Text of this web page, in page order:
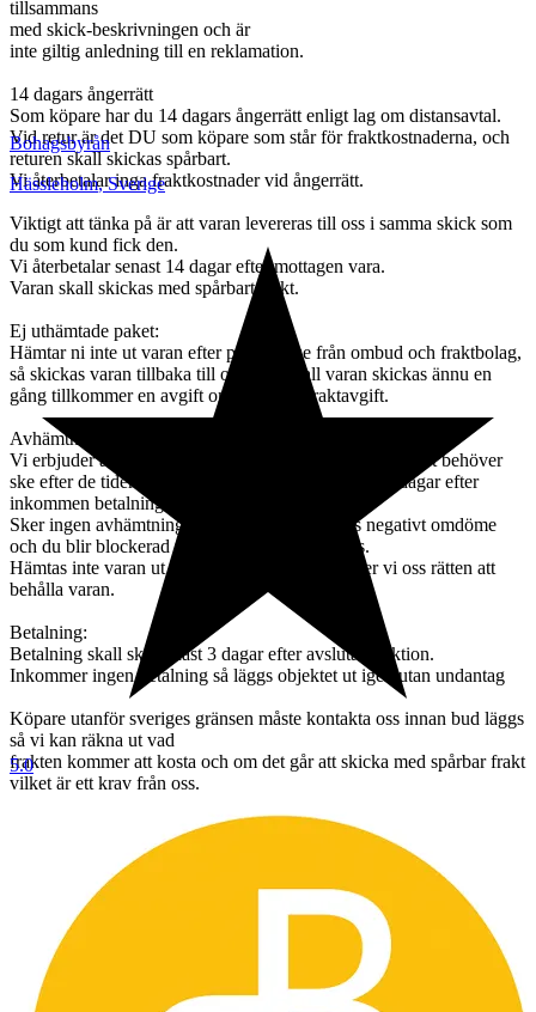
tillsammans
med skick-beskrivningen och är
inte giltig anledning till en reklamation.
14 dagars ångerrätt
Som köpare har du 14 dagars ångerrätt enligt lag om distansavtal.
Vid retur är det DU som köpare som står för fraktkostnaderna, och
returen skall skickas spårbart.
Vi återbetalar inga fraktkostnader vid ångerrätt.
Viktigt att tänka på är att varan levereras till oss i samma skick som
du som kund fick den.
Vi återbetalar senast 14 dagar efter mottagen vara.
Varan skall skickas med spårbart frakt.
Ej uthämtade paket:
Hämtar ni inte ut varan efter påminnelse från ombud och fraktbolag,
så skickas varan tillbaka till oss, och skall varan skickas ännu en
gång tillkommer en avgift om 395kr + Fraktavgift.
Avhämtning:
Vi erbjuder avhämtning i vår butik i Hässleholm, och det behöver
ske efter de tider som vi kan erbjuda, dock senast 7 dagar efter
inkommen betalning.
Sker ingen avhämtning efter 7 dagar så lämnas negativt omdöme
och du blir blockerad från framtida köp hos oss.
Hämtas inte varan ut inom 2 månader förbehåller vi oss rätten att
behålla varan.
Betalning:
Betalning skall ske senast 3 dagar efter avslutad auktion.
Inkommer ingen betalning så läggs objektet ut igen utan undantag
Köpare utanför sveriges gränsen måste kontakta oss innan bud läggs
så vi kan räkna ut vad
frakten kommer att kosta och om det går att skicka med spårbar frakt
vilket är ett krav från oss.
rätten att avbryta köpet och du som köpare
blir blockerad från framtida knöp.
Bohagsbyrån
Hässleholm,Sverige
5.0